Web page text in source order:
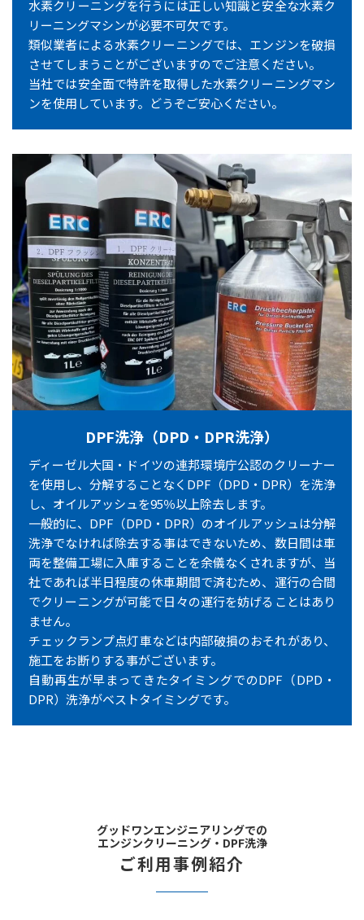
水素クリーニングを行うには正しい知識と安全な水素ク
リーニングマシンが必要不可欠です。
類似業者による水素クリーニングでは、エンジンを破損
させてしまうことがございますのでご注意ください。
当社では安全面で特許を取得した水素クリーニングマシ
ンを使用しています。どうぞご安心ください。
DPF洗浄（DPD・DPR洗浄）
ディーゼル大国・ドイツの連邦環境庁公認のクリーナー
を使用し、分解することなくDPF（DPD・DPR）を洗浄
し、オイルアッシュを95％以上除去します。
一般的に、DPF（DPD・DPR）のオイルアッシュは分解
洗浄でなければ除去する事はできないため、数日間は車
両を整備工場に入庫することを余儀なくされますが、当
社であれば半日程度の休車期間で済むため、運行の合間
でクリーニングが可能で日々の運行を妨げることはあり
ません。
チェックランプ点灯車などは内部破損のおそれがあり、
施工をお断りする事がございます。
自動再生が早まってきたタイミングでのDPF（DPD・
DPR）洗浄がベストタイミングです。
グッドワンエンジニアリングでの
エンジンクリーニング・DPF洗浄
ご利用事例紹介